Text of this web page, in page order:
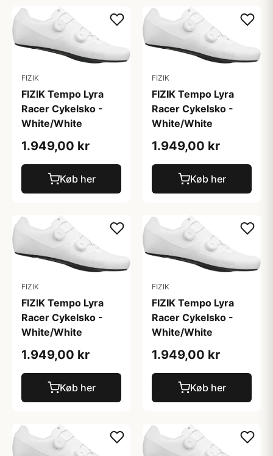
FIZIK
FIZIK Tempo Lyra
Racer Cykelsko -
White/White
1.949,00 kr
Køb her
FIZIK
FIZIK Tempo Lyra
Racer Cykelsko -
White/White
1.949,00 kr
Køb her
FIZIK
FIZIK Tempo Lyra
Racer Cykelsko -
White/White
1.949,00 kr
Køb her
FIZIK
FIZIK Tempo Lyra
Racer Cykelsko -
White/White
1.949,00 kr
Køb her